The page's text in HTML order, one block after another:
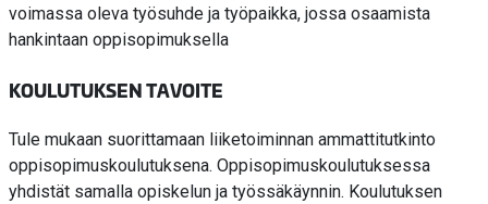
voimassa oleva työsuhde ja työpaikka, jossa osaamista
hankintaan oppisopimuksella
KOULUTUKSEN TAVOITE
Tule mukaan suorittamaan liiketoiminnan ammattitutkinto
oppisopimuskoulutuksena. Oppisopimuskoulutuksessa
yhdistät samalla opiskelun ja työssäkäynnin. Koulutuksen